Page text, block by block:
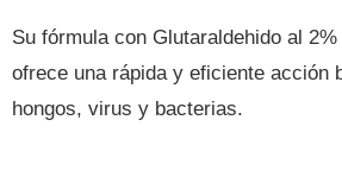
Su fórmula con Glutaraldehido al
ofrece una rápida y eficiente acción
hongos, virus y bacterias.